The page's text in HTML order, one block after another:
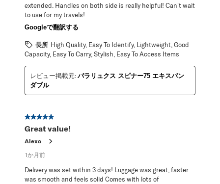
extended. Handles on both side is really helpful! Can't wait
to use for my travels!
Googleで翻訳する
長所 High Quality, Easy To Identify, Lightweight, Good
Capacity, Easy To Carry, Stylish, Easy To Access Items
レビュー掲載元: パラリュクス スピナー75 エキスパン
ダブル
星5／5個です。
Great value!
Alexo
1か月前
Delivery was set within 3 days! Luggage was great, faster
was smooth and feels solid Comes with lots of